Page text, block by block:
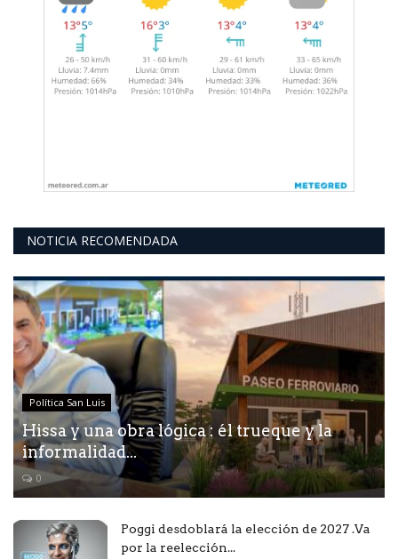
NOTICIA RECOMENDADA
Política San Luis
Hissa y una obra lógica : él trueque y la
informalidad...
0
Poggi desdoblará la elección de 2027 .Va
por la reelección...